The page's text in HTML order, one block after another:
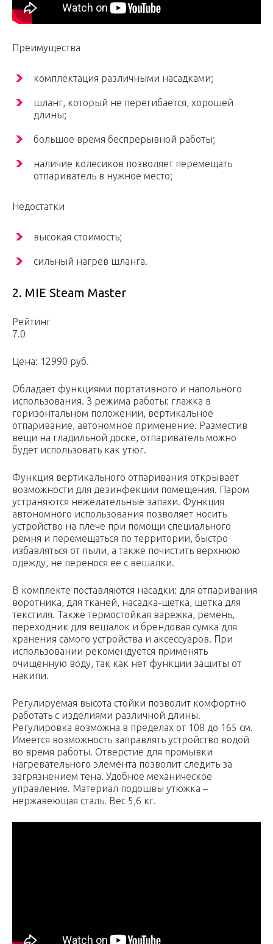
Преимущества
комплектация различными насадками;
шланг, который не перегибается, хорошей
длины;
большое время беспрерывной работы;
наличие колесиков позволяет перемещать
отпариватель в нужное место;
Недостатки
высокая стоимость;
сильный нагрев шланга.
2. MIE Steam Master
Рейтинг
7.0
Цена: 12990 руб.
Обладает функциями портативного и напольного
использования. 3 режима работы: глажка в
горизонтальном положении, вертикальное
отпаривание, автономное применение. Разместив
вещи на гладильной доске, отпариватель можно
будет использовать как утюг.
Функция вертикального отпаривания открывает
возможности для дезинфекции помещения. Паром
устраняются нежелательные запахи. Функция
автономного использования позволяет носить
устройство на плече при помощи специального
ремня и перемещаться по территории, быстро
избавляться от пыли, а также почистить верхнюю
одежду, не перенося ее с вешалки.
В комплекте поставляются насадки: для отпаривания
воротника, для тканей, насадка-щетка, щетка для
текстиля. Также термостойкая варежка, ремень,
переходник для вешалок и брендовая сумка для
хранения самого устройства и аксессуаров. При
использовании рекомендуется применять
очищенную воду, так как нет функции защиты от
накипи.
Регулируемая высота стойки позволит комфортно
работать с изделиями различной длины.
Регулировка возможна в пределах от 108 до 165 см.
Имеется возможность заправлять устройство водой
во время работы. Отверстие для промывки
нагревательного элемента позволит следить за
загрязнением тена. Удобное механическое
управление. Материал подошвы утюжка –
нержавеющая сталь. Вес 5,6 кг.